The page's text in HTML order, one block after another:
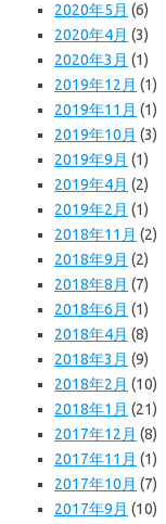
2020年5月 (6)
2020年4月 (3)
2020年3月 (1)
2019年12月 (1)
2019年11月 (1)
2019年10月 (3)
2019年9月 (1)
2019年4月 (2)
2019年2月 (1)
2018年11月 (2)
2018年9月 (2)
2018年8月 (7)
2018年6月 (1)
2018年4月 (8)
2018年3月 (9)
2018年2月 (10)
2018年1月 (21)
2017年12月 (8)
2017年11月 (1)
2017年10月 (7)
2017年9月 (10)